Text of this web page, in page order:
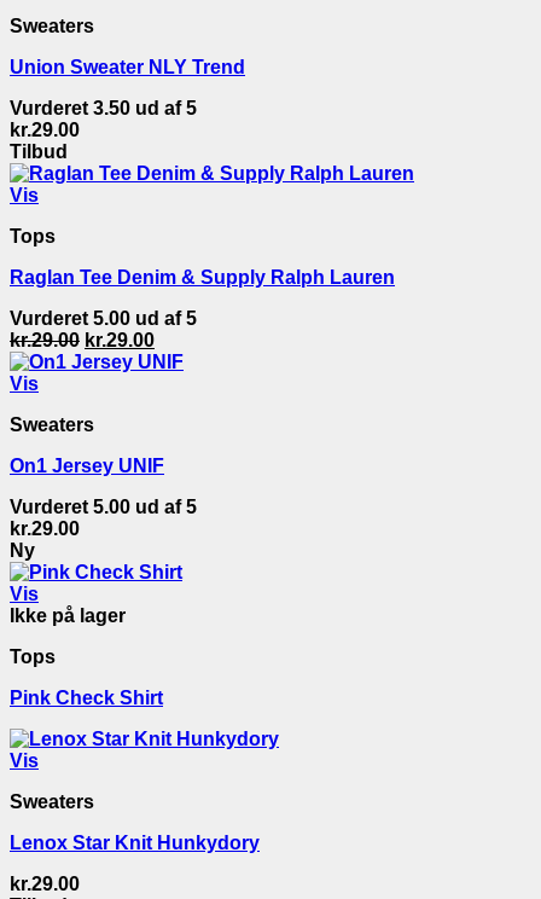
Sweaters
Union Sweater NLY Trend
Vurderet 3.50 ud af 5
kr.29.00
Tilbud
Vis
Tops
Raglan Tee Denim & Supply Ralph Lauren
Vurderet 5.00 ud af 5
kr.29.00 Den
oprindelige
kr.29.00.
kr.29.00Den
aktuelle
Vis
Sweaters
On1 Jersey UNIF
Vurderet 5.00 ud af 5
kr.29.00
Ny
Vis
Ikke på lager
Tops
Pink Check Shirt
Vis
Sweaters
Lenox Star Knit Hunkydory
kr.29.00